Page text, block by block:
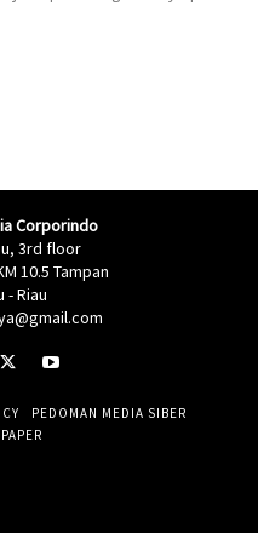
Corporindo
3rd floor
10.5 Tampan
- Riau
PEDOMAN MEDIA SIBER